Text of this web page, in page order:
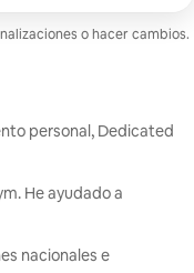
o hacer cambios.
personal, Dedicated
He ayudado a
nacionales e